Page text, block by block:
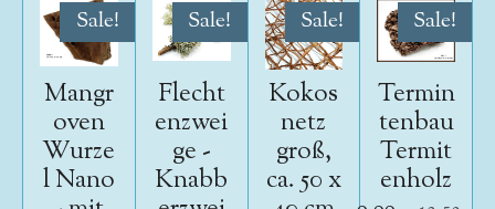
Sale!
Mangr
oven
Wurze
l Nano
Sale!
Flecht
enzwei
ge -
Knabb
Sale!
Kokos
netz
groß,
ca. 50 x
Sale!
Termin
tenbau
Termit
enholz